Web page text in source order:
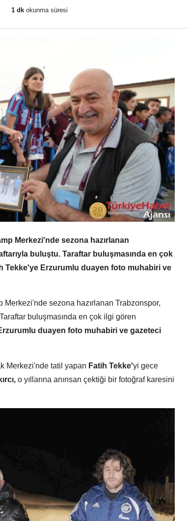
1 dk okunma süresi
Merkezi'nde sezona hazırlanan
buluştu. Taraftar buluşmasında en çok
Tekke'ye Erzurumlu duayen foto muhabiri ve
sezona hazırlanan Trabzonspor,
buluşmasında en çok ilgi gören
duayen foto muhabiri ve gazeteci
Merkezi'nde tatil yapan Fatih Tekke'yi gece
o yıllarına anınsan çektiği bir fotoğraf karesini